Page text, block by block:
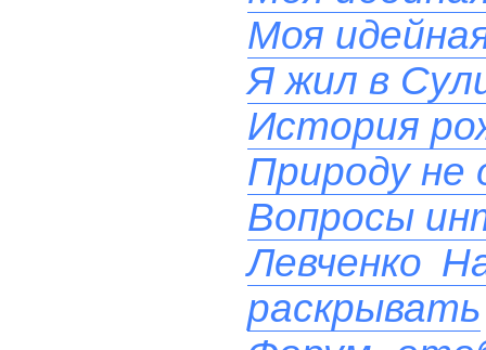
Моя
Я жил в
История
Природу не
Вопросы
Левченко
раскрывать